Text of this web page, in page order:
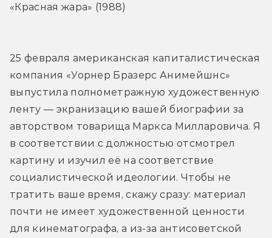
«Красная жара» (1988)
25 февраля американская капиталистическая
компания «Уорнер Бразерс Анимейшнс»
выпустила полнометражную художественную
ленту — экранизацию вашей биографии за
авторством товарища Маркса Милларовича. Я
в соответствии с должностью отсмотрел
картину и изучил её на соответствие
социалистической идеологии. Чтобы не
тратить ваше время, скажу сразу: материал
почти не имеет художественной ценности
для кинематографа, а из-за антисоветской